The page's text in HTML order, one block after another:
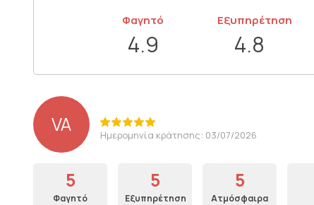
Φαγητό
4.9
Εξυπηρέτηση
4.8
VA Ημερομηνία κράτησης: 03/07/2026
5
Φαγητό
5
Εξυπηρέτηση
5
Ατμόσφαιρα